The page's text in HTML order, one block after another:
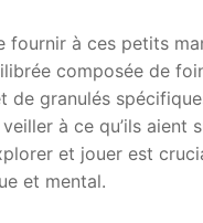
fournir à ces petits
composée de
de granulés
à ce qu’ils aient
et jouer est
et mental.